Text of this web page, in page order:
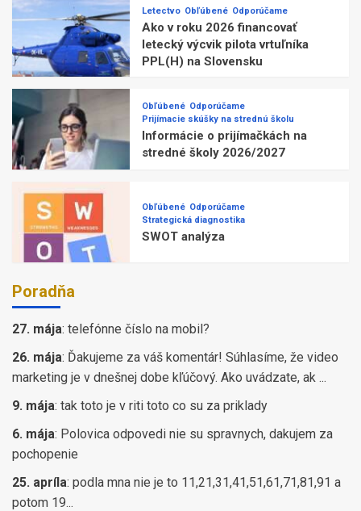
Letectvo Obľúbené Odporúčame
Ako v roku 2026 financovať
letecký výcvik pilota vrtuľníka
PPL(H) na Slovensku
Obľúbené Odporúčame
Prijímacie skúšky na strednú školu
Informácie o prijímačkách na
stredné školy 2026/2027
Obľúbené Odporúčame
Strategická diagnostika
SWOT analýza
Poradňa
27. mája: telefónne číslo na mobil?
26. mája: Ďakujeme za váš komentár! Súhlasíme, že video
marketing je v dnešnej dobe kľúčový. Ako uvádzate, ak ...
9. mája: tak toto je v riti toto co su za priklady
6. mája: Polovica odpovedi nie su spravnych, dakujem za
pochopenie
25. apríla: podla mna nie je to 11,21,31,41,51,61,71,81,91 a
potom 19...